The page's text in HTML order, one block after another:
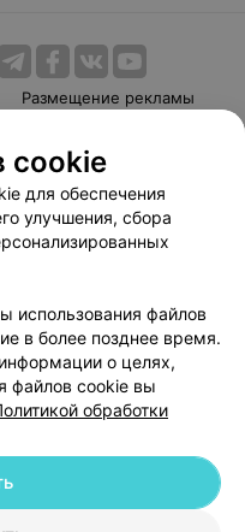
Размещение рекламы
Способы оплаты
103.by
данных
| 220012, Республика Беларусь,
16 | help@103.by
cookie
для обеспечения
улучшения, сбора
использования файлов
в более позднее время.
о целях,
файлов cookie вы
обработки